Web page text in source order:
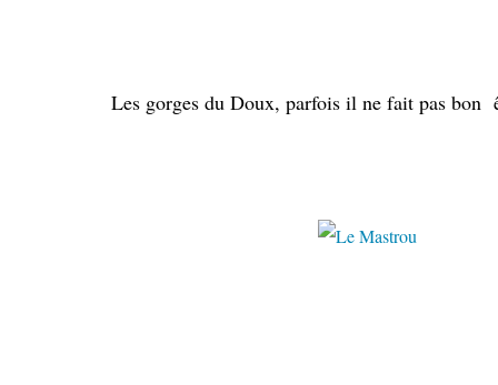
Les gorges du Doux, parfois il ne fait pas bon